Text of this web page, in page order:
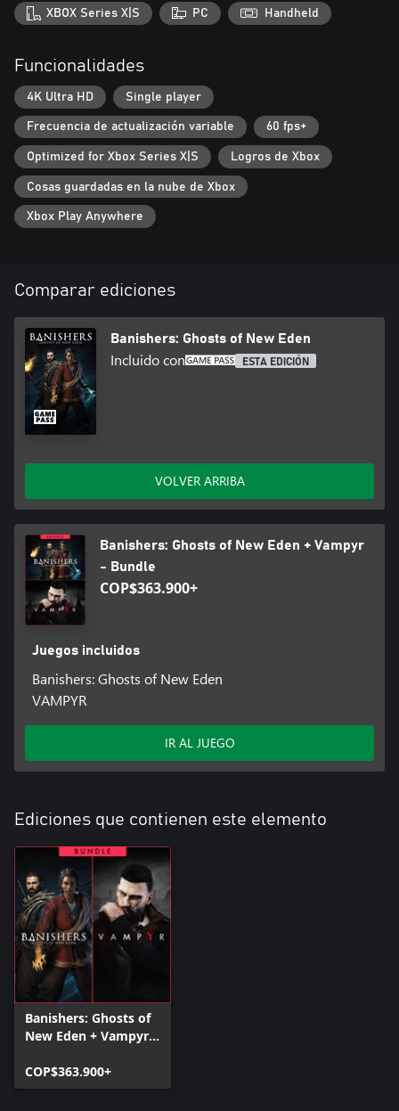
toma decisiones significativas y moralmente ambiguas que
afectan a la historia, al mundo y al destino de todos los
XBOX Series X|S PC Handheld
Funcionalidades
4K Ultra HD Single player
Frecuencia de actualización variable 60 fps+
Optimized for Xbox Series X|S Logros de Xbox
Cosas guardadas en la nube de Xbox
Xbox Play Anywhere
Comparar ediciones
Banishers: Ghosts of New Eden
Incluido con ESTA EDICIÓN
VOLVER ARRIBA
Banishers: Ghosts of New Eden + Vampyr
- Bundle
COP$363.900+
Juegos incluidos
Banishers: Ghosts of New Eden
VAMPYR
IR AL JUEGO
Ediciones que contienen este elemento
Banishers: Ghosts of
New Eden + Vampyr -
COP$363.900+